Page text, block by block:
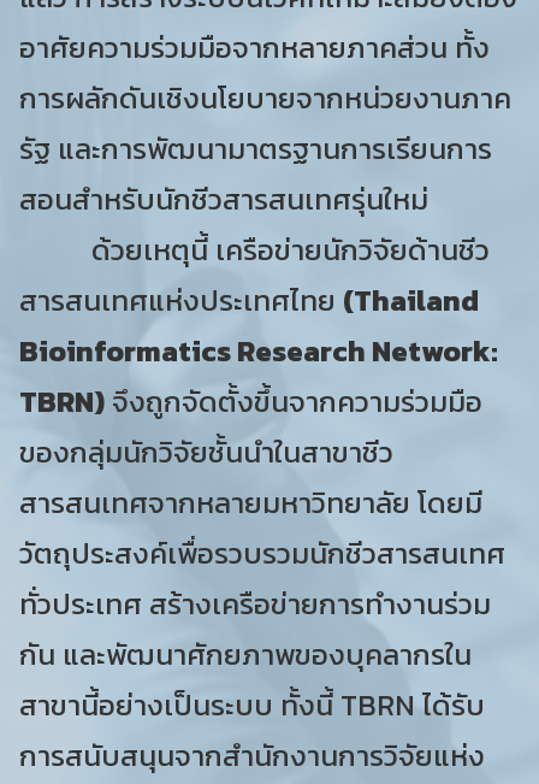
อาศัยความร่วมมือจากหลายภาคส่วน ทั้ง
การผลักดันเชิงนโยบายจากหน่วยงานภาค
รัฐ และการพัฒนามาตรฐานการเรียนการ
สอนสำหรับนักชีวสารสนเทศรุ่นใหม่
ด้วยเหตุนี้ เครือข่ายนักวิจัยด้านชีว
สารสนเทศแห่งประเทศไทย (Thailand
Bioinformatics Research Network:
TBRN) จึงถูกจัดตั้งขึ้นจากความร่วมมือ
ของกลุ่มนักวิจัยชั้นนำในสาขาชีว
สารสนเทศจากหลายมหาวิทยาลัย โดยมี
วัตถุประสงค์เพื่อรวบรวมนักชีวสารสนเทศ
ทั่วประเทศ สร้างเครือข่ายการทำงานร่วม
กัน และพัฒนาศักยภาพของบุคลากรใน
สาขานี้อย่างเป็นระบบ ทั้งนี้ TBRN ได้รับ
การสนับสนุนจากสำนักงานการวิจัยแห่ง